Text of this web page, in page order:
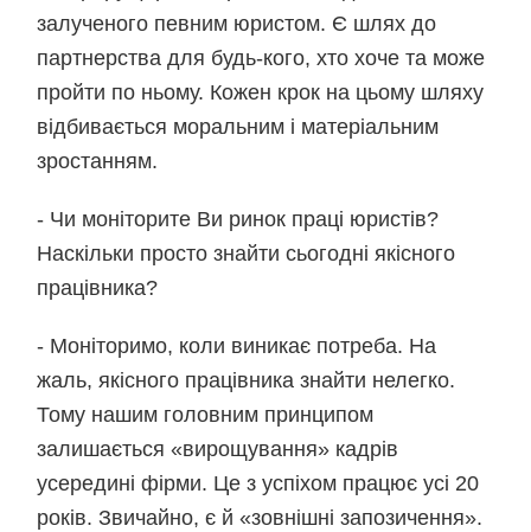
залученого певним юристом. Є шлях до
партнерства для будь-кого, хто хоче та може
пройти по ньому. Кожен крок на цьому шляху
відбивається моральним і матеріальним
зростанням.
- Чи моніторите Ви ринок праці юристів?
Наскільки просто знайти сьогодні якісного
працівника?
- Моніторимо, коли виникає потреба. На
жаль, якісного працівника знайти нелегко.
Тому нашим головним принципом
залишається «вирощування» кадрів
усередині фірми. Це з успіхом працює усі 20
років. Звичайно, є й «зовнішні запозичення».